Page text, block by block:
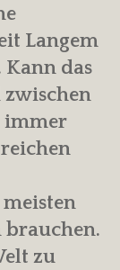
Langem
das
zwischen
immer
brauchen.
zu